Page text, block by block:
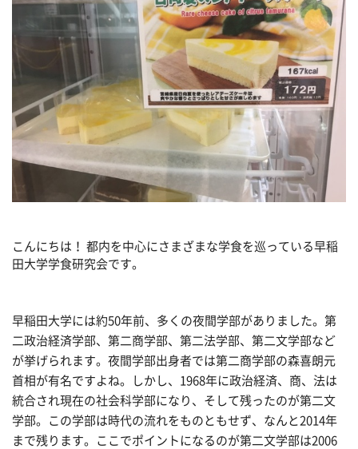
こんにちは！ 都内を中心にさまざまな学食を巡っている早稲
田大学学食研究会です。
早稲田大学には約50年前、多くの夜間学部がありました。第
二政治経済学部、第二商学部、第二法学部、第二文学部など
が挙げられます。夜間学部出身者では第二商学部の森喜朗元
首相が有名ですよね。しかし、1968年に政治経済、商、法は
統合され現在の社会科学部になり、そして残ったのが第二文
学部。この学部は時代の流れをものともせず、なんと2014年
まで残ります。ここでポイントになるのが第二文学部は2006